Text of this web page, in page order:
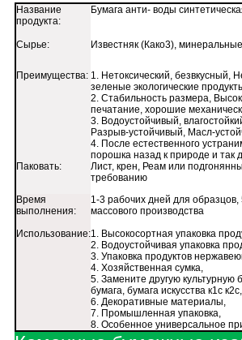
Название
продукта:
Бумага анти- воды
Сырье: Известняк (Како3),
Преимущества: 1. Нетоксический, безвкусный,
зеленые экологические
2. Стабильность размера,
печатание, хорошие
3. Водоустойчивый,
Разрыв-устойчивый, Масл-
4. После естественного
порошка назад к природе и так
Паковать:
Лист, крен, Реам или
требованию
Время
выполнения:
1-3 рабочих дней для
массового производства
Использование:1. Высокосортная упаковка
2. Водоустойчивая упаковка
3. Упаковка продуктов
4. Хозяйственная сумка,
5. Замените другую культурную
бумага, бумага искусства к1с
6. Декоративные материалы,
7. Промышленная упаковка,
8. Особенное универсальное